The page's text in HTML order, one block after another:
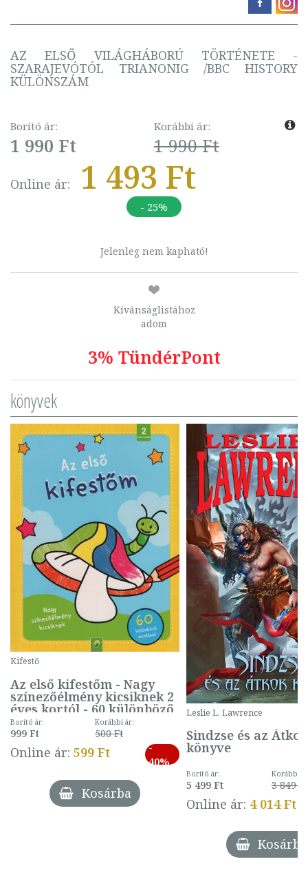
AZ ELSŐ VILÁGHÁBORÚ TÖRTÉNETE -
SZARAJEVÓTÓL TRIANONIG /BBC HISTORY
KÜLÖNSZÁM
Borító ár:
1 990 Ft
Korábbi ár:
1 990 Ft
Online ár: 1 493 Ft
- 25%
Jelenleg nem kapható!
Kívánságlistához
adom
3% TündérPont
könyvek
Kifestő
Az első kifestőm - Nagy
színezőélmény kicsiknek 2
éves kortól - 60 különböző
mintával (gombás)
Borító ár:
999 Ft
Korábbi ár:
500 Ft
Online ár: 599 Ft
-
40%
Kosárba
Leslie L. Lawrence
Sindzse és az Átkok
könyve
Borító ár:
5 499 Ft
Korábbi
3 849 Ft
Online ár: 4 014 Ft
Kosárba